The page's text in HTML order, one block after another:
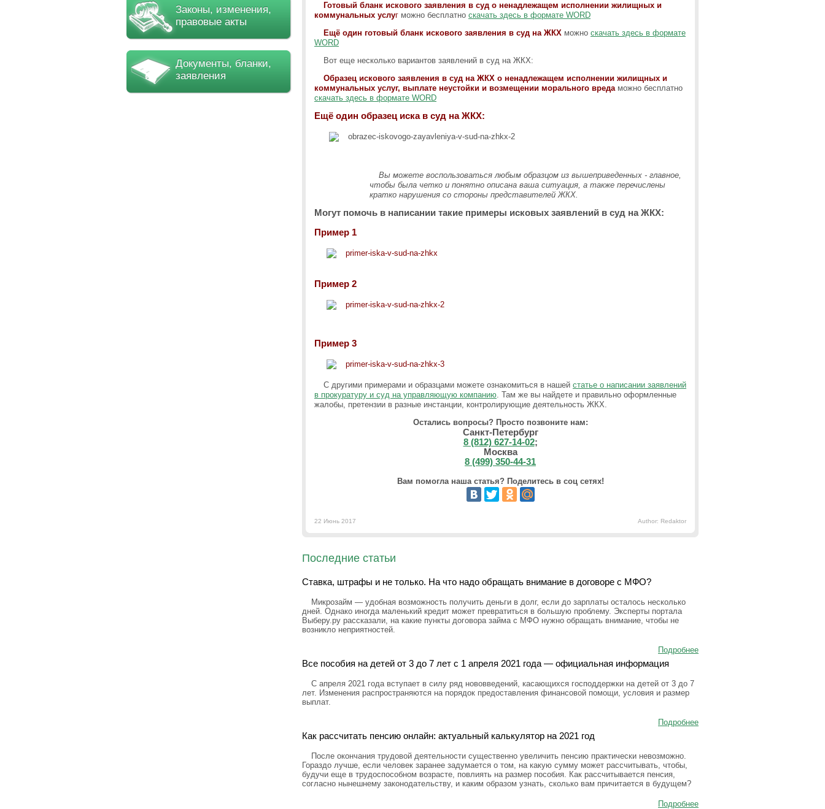
Законы, изменения,
правовые акты
Документы, бланки,
заявления
Готовый бланк искового заявления в суд о ненадлежащем исполнении жилищных и
коммунальных услуг можно бесплатно скачать здесь в формате WORD
Ещё один готовый бланк искового заявления в суд на ЖКХ можно скачать здесь в формате
WORD
Вот еще несколько вариантов заявлений в суд на ЖКХ:
Образец искового заявления в суд на ЖКХ о ненадлежащем исполнении жилищных и
коммунальных услуг, выплате неустойки и возмещении морального вредаможно бесплатно
скачать здесь в формате WORD
Ещё один образец иска в суд на ЖКХ:
Вы можете воспользоваться любым образцом из вышеприведенных - главное,
чтобы была четко и понятно описана ваша ситуация, а также перечислены
кратко нарушения со стороны представителей ЖКХ.
Могут помочь в написании такие примеры исковых заявлений в суд на ЖКХ:
Пример 1
Пример 2
Пример 3
С другими примерами и образцами можете ознакомиться в нашей статье о написании заявлений
в прокуратуру и суд на управляющую компанию. Там же вы найдете и правильно оформленные
жалобы, претензии в разные инстанции, контролирующие деятельность ЖКХ.
Остались вопросы? Просто позвоните нам:
Санкт-Петербург
8 (812) 627-14-02;
Москва
8 (499) 350-44-31
Вам помогла наша статья? Поделитесь в соц сетях!
22 Июнь 2017 Author: Redaktor
Последние статьи
Ставка, штрафы и не только. На что надо обращать внимание в договоре с МФО?
Микрозайм — удобная возможность получить деньги в долг, если до зарплаты осталось несколько
дней. Однако иногда маленький кредит может превратиться в большую проблему. Эксперты портала
Выберу.ру рассказали, на какие пункты договора займа с МФО нужно обращать внимание, чтобы не
возникло неприятностей.
Подробнее
Все пособия на детей от 3 до 7 лет с 1 апреля 2021 года — официальная информация
С апреля 2021 года вступает в силу ряд нововведений, касающихся господдержки на детей от 3 до 7
лет. Изменения распространяются на порядок предоставления финансовой помощи, условия и размер
выплат.
Подробнее
Как рассчитать пенсию онлайн: актуальный калькулятор на 2021 год
После окончания трудовой деятельности существенно увеличить пенсию практически невозможно.
Гораздо лучше, если человек заранее задумается о том, на какую сумму может рассчитывать, чтобы,
будучи еще в трудоспособном возрасте, повлиять на размер пособия. Как рассчитывается пенсия,
согласно нынешнему законодательству, и каким образом узнать, сколько вам причитается в будущем?
Подробнее